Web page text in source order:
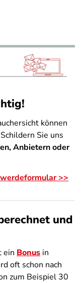
können
Sie uns
Anbietern oder
>>
und
ein Bonus in
oft schon nach
zum Beispiel 30